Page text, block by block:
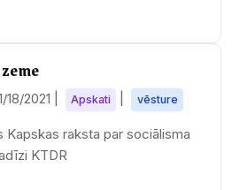
18/2021 Apskati vēsture
Kapskas raksta par sociālisma
KTDR